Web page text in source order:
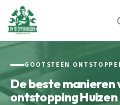
GOOTSTEEN
De beste
ontstopping Huizen